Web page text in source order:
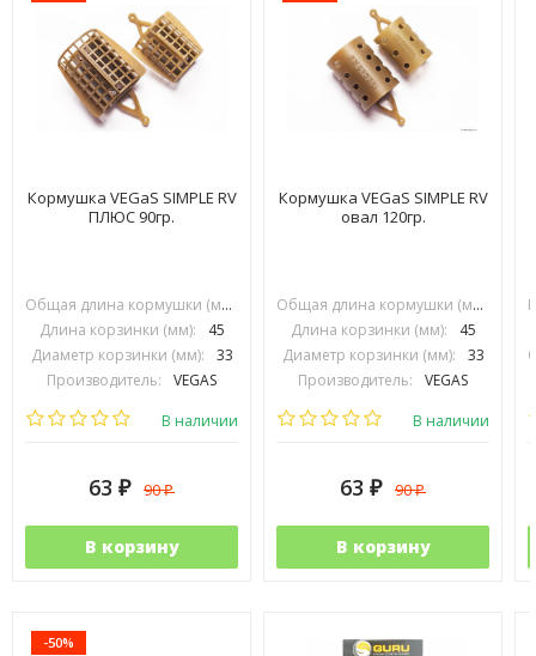
Кормушка VEGaS SIMPLE RV
ПЛЮС 90гр.
Общая длина кормушки (мм):
Длина корзинки (мм):
45
Диаметр корзинки (мм):
33
Производитель:
VEGAS
В наличии
63 ₽ 90₽
В корзину
Кормушка VEGaS SIMPLE RV
овал 120гр.
Общая длина кормушки (мм):
Длина корзинки (мм):
45
Диаметр корзинки (мм):
33
Производитель:
VEGAS
В наличии
63 ₽ 90₽
В корзину
-50%